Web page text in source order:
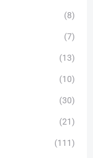
(8)
(7)
(13)
(10)
(30)
(21)
(111)